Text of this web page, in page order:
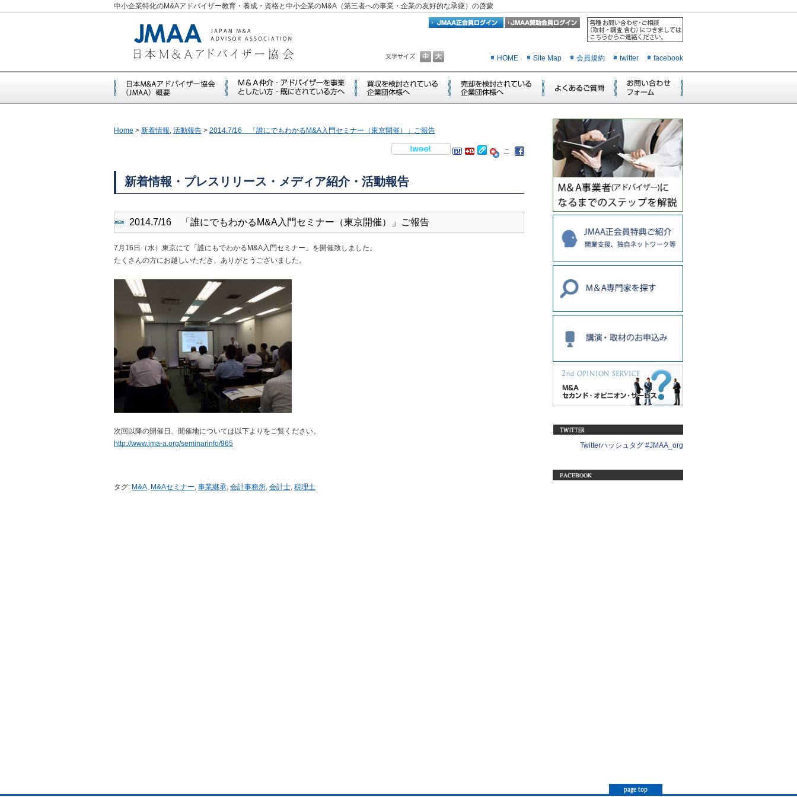
中小企業特化のM&Aアドバイザー教育・養成・資格と中小企業のM&A（第三者への事業・企業の友好的な承継）の啓蒙
HOME Site Map 会員規約 twitter facebook
Home > 新着情報, 活動報告 > 2014.7/16 「誰にでもわかるM&A入門セミナー（東京開催）」ご報告
新着情報・プレスリリース・メディア紹介・活動報告
2014.7/16 「誰にでもわかるM&A入門セミナー（東京開催）」ご報告
7月16日（水）東京にて「誰にもでわかるM&A入門セミナー」を開催致しました。
たくさんの方にお越しいただき、ありがとうございました。
次回以降の開催日、開催地については以下よりをご覧ください。
http://www.jma-a.org/seminarinfo/965
タグ: M&A, M&Aセミナー, 事業継承, 会計事務所, 会計士, 税理士
Twitterハッシュタグ #JMAA_org